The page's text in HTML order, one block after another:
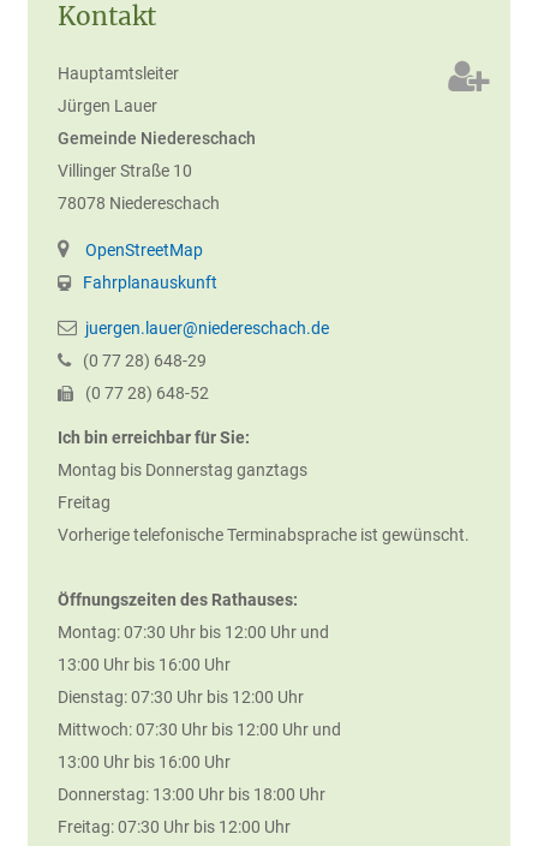
Kontakt
Hauptamtsleiter
Jürgen Lauer
Gemeinde Niedereschach
Villinger Straße 10
78078 Niedereschach
OpenStreetMap
Fahrplanauskunft
juergen.lauer@niedereschach.de
(0 7728) 648-29
(0 7728) 648-52
Ich bin erreichbar für Sie:
Montag bis Donnerstag ganztags
Freitag
Vorherige telefonische Terminabsprache ist gewünscht.
Öffnungszeiten des Rathauses:
Montag: 07:30 Uhr bis 12:00 Uhr und
13:00 Uhr bis 16:00 Uhr
Dienstag: 07:30 Uhr bis 12:00 Uhr
Mittwoch: 07:30 Uhr bis 12:00 Uhr und
13:00 Uhr bis 16:00 Uhr
Donnerstag: 13:00 Uhr bis 18:00 Uhr
Freitag: 07:30 Uhr bis 12:00 Uhr